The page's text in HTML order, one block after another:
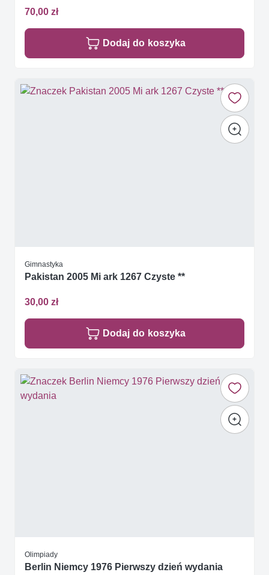
70,00 zł
Dodaj do koszyka
Gimnastyka
Pakistan 2005 Mi ark 1267 Czyste **
30,00 zł
Dodaj do koszyka
Olimpiady
Berlin Niemcy 1976 Pierwszy dzień wydania